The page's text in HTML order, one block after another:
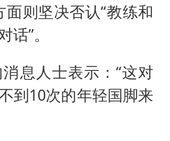
面则坚决否认“教练和
”。
息人士表示：“这对
到10次的年轻国脚来